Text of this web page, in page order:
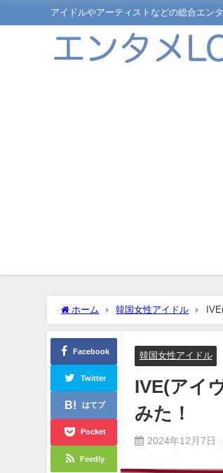
アイドルやアーティストなどの総合エン
ホーム 韓国女性アイドル
Facebook
Twitter
はてブ
Pocket
Feedly
韓国女性アイドル
IVE(アイ
みた！
2024年12月7日